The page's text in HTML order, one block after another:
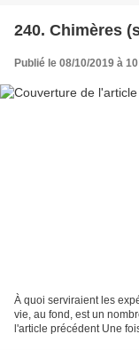
240. Chimères
Publié le 08/10/2019 à
À quoi serviraient les
vie, au fond, est un
l'article précédent Une